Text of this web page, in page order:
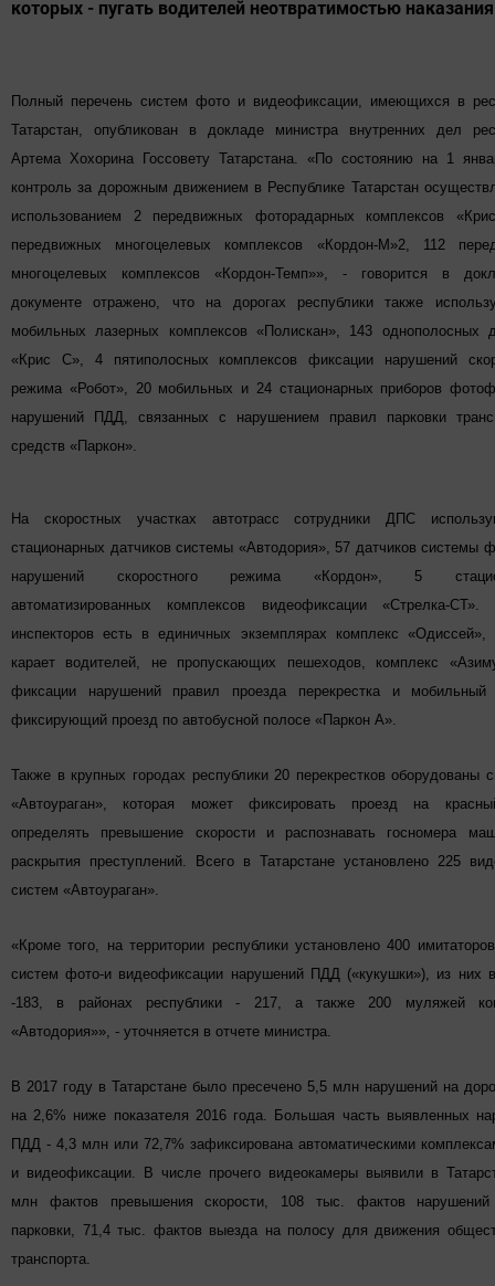
которых - пугать водителей неотвратимостью
Полный перечень систем фото и видеофиксации, имеющихся в
Татарстан, опубликован в докладе министра внутренних дел
Артема Хохорина Госсовету Татарстана. «По состоянию на 1
контроль за дорожным движением в Республике Татарстан
использованием 2 передвижных фоторадарных комплексов
передвижных многоцелевых комплексов «Кордон-М»2, 112
многоцелевых комплексов «Кордон-Темп»», - говорится в
документе отражено, что на дорогах республики также
мобильных лазерных комплексов «Полискан», 143 однополосных
«Крис С», 4 пятиполосных комплексов фиксации нарушений
режима «Робот», 20 мобильных и 24 стационарных приборов
нарушений ПДД, связанных с нарушением правил парковки
средств «Паркон».
На скоростных участках автотрасс сотрудники ДПС
стационарных датчиков системы «Автодория», 57 датчиков системы
нарушений скоростного режима «Кордон», 5
автоматизированных комплексов видеофиксации «Стрелка-
инспекторов есть в единичных экземплярах комплекс «Одиссей»,
карает водителей, не пропускающих пешеходов, комплекс
фиксации нарушений правил проезда перекрестка и мобильный
фиксирующий проезд по автобусной полосе «Паркон А».
Также в крупных городах республики 20 перекрестков оборудованы
«Автоураган», которая может фиксировать проезд на
определять превышение скорости и распознавать госномера
раскрытия преступлений. Всего в Татарстане установлено 225
систем «Автоураган».
«Кроме того, на территории республики установлено 400
систем фото-и видеофиксации нарушений ПДД («кукушки»), из них
-183, в районах республики - 217, а также 200 муляжей
«Автодория»», - уточняется в отчете министра.
В 2017 году в Татарстане было пресечено 5,5 млн нарушений на
на 2,6% ниже показателя 2016 года. Большая часть выявленных
ПДД - 4,3 млн или 72,7% зафиксирована автоматическими
и видеофиксации. В числе прочего видеокамеры выявили в
млн фактов превышения скорости, 108 тыс. фактов нарушений
парковки, 71,4 тыс. фактов выезда на полосу для движения
транспорта.